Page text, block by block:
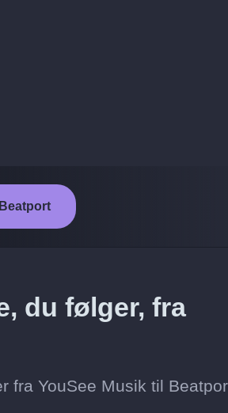
du følger, fra
fra YouSee Musik til